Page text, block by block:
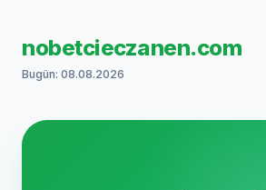
nobetcieczanen.com
Bugün: 08.08.2026